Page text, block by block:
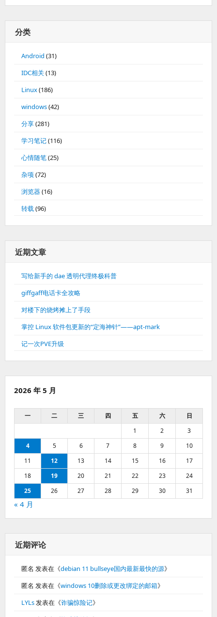
分类
Android (31)
IDC相关(13)
Linux(186)
windows(42)
分享(281)
学习笔记(116)
心情随笔(25)
杂项 (72)
浏览器(16)
转载(96)
近期文章
写给新手的 dae 透明代理终极科普
giffgaff电话卡全攻略
对楼下的烧烤摊上了手段
掌控 Linux 软件包更新的“定海神针”——apt-mark
记一次PVE升级
2026 年 5 月
一 二 三 四 五 六
日
1
2
3
4
5 6 7 8 9
10
11
12 13 14 15 16
17
18
19 20 21 22 23
24
25
26 27 28 29 30 31
« 4 月
近期评论
匿名 发表在《debian 11 bullseye国内最新最快的源》
匿名 发表在《windows 10删除或更改绑定的邮箱》
LYLs发表在《诈骗惊险记》